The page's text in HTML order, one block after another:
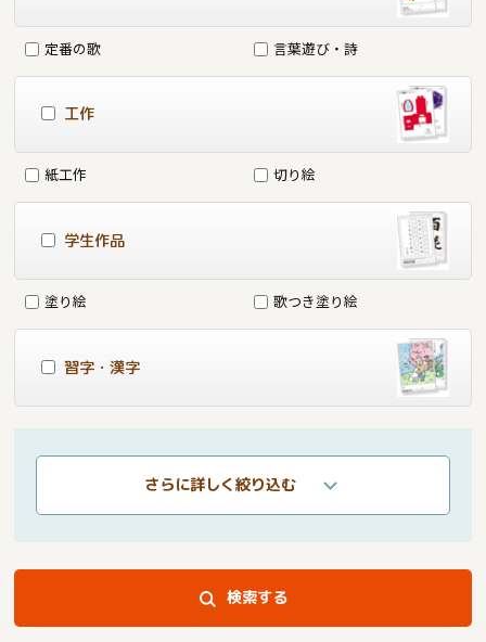
定番の歌 言葉遊び・詩
工作
紙工作 切り絵
学生作品
塗り絵 歌つき塗り絵
習字・漢字
さらに詳しく絞り込む
検索する